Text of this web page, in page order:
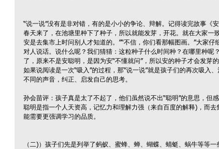
“说一说”没有是非对错，有的是小小的争论、辩解。记得读完故事《
春天来了，在池塘里种下了种子，所以就能发芽，开花。就在大家一
安是去集市上时问别人才知道的。”“不信，你们看那幅图画。”大家
对人说话。说什么呢？我们猜猜：这粒种子什么时间种？在哪里种
了，原来不是安聪明，是因为安“不懂就问”，所以安的种子才会发芽
如果说阅读是一次“吸入”的过程，那“说一说”就是孩子们的再次吸入
不同的声音，纠正、启发自己的思考。
孙会苗评：孩子真是太了不起了，他们虽然说不出“聪明”的意思，但
聪明是指一个人天资高，记忆力和理解力强（来自百度的解释)，而
能需要更强调学习的品质。
（二)）孩子们先是列举了蚂蚁、蜜蜂、蝉、蝴蝶、蜻蜓、蜗牛等等